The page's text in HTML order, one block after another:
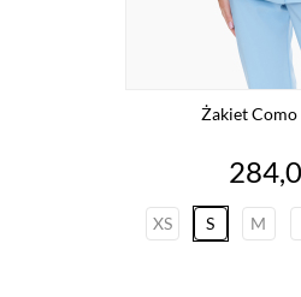
Żakiet Como
Cena
XS S M